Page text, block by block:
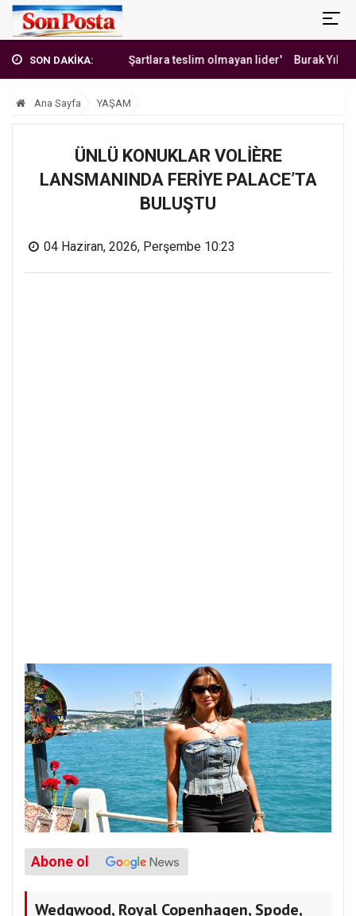
SON DAKİKA:
'Erbakan Hoca: Şartlara teslim olmayan lider' Burak Yılmaz'dan
Ana Sayfa YAŞAM
ÜNLÜ KONUKLAR VOLİÈRE
LANSMANINDA FERİYE PALACE’TA
BULUŞTU
04 Haziran, 2026, Perşembe 10:23
Abone ol
Wedgwood, Royal Copenhagen, Spode,